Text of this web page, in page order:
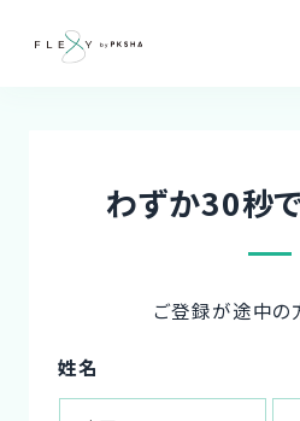
わずか30秒
ご登録が途中の
姓名